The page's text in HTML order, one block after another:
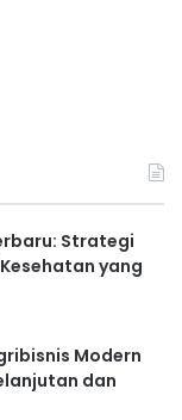
Strategi
yang
Modern
dan